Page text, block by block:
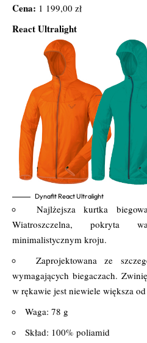
Cena: 1 199,00 zł
React Ultralight
Dynafit React Ultralight
Najlżejsza kurtka
Wiatroszczelna, pokryta
minimalistycznym kroju.
Zaprojektowana ze
wymagających biegaczach.
w rękawie jest niewiele większa
Waga: 78 g
Skład: 100% poliamid